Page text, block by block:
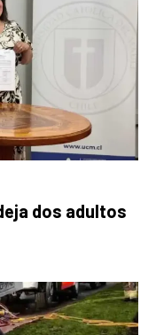
dos adultos